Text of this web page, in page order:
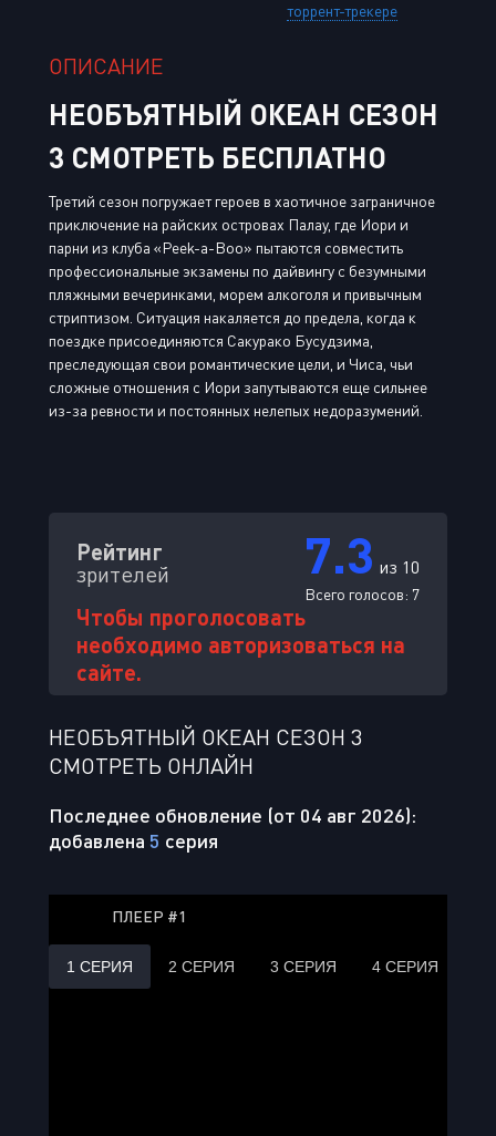
торрент-трекере
ОПИСАНИЕ
НЕОБЪЯТНЫЙ ОКЕАН СЕЗОН
3 СМОТРЕТЬ БЕСПЛАТНО
Третий сезон погружает героев в хаотичное заграничное
приключение на райских островах Палау, где Иори и
парни из клуба «Peek-a-Boo» пытаются совместить
профессиональные экзамены по дайвингу с безумными
пляжными вечеринками, морем алкоголя и привычным
стриптизом. Ситуация накаляется до предела, когда к
поездке присоединяются Сакурако Бусудзима,
преследующая свои романтические цели, и Чиса, чьи
сложные отношения с Иори запутываются еще сильнее
из-за ревности и постоянных нелепых недоразумений.
Рейтинг
зрителей 7.3 из 10
Всего голосов: 7
Чтобы проголосовать
необходимо авторизоваться на
сайте.
НЕОБЪЯТНЫЙ ОКЕАН СЕЗОН 3
СМОТРЕТЬ ОНЛАЙН
Последнее обновление (от 04 авг 2026):
добавлена 5 серия
ПЛЕЕР #1